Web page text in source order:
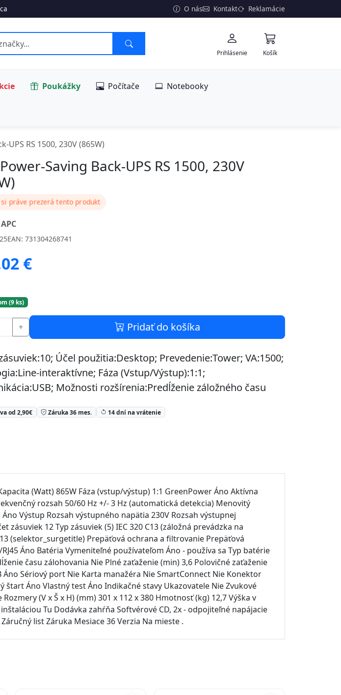
O nás Kontakt Reklamácie
Prihlásenie Košík
Poukážky Počítače Notebooky
UPS RS 1500, 230V (865W)
Saving Back-UPS RS 1500, 230V
práve prezerá tento produkt
APC
EAN: 731304268741
€
(9 ks)
+ Pridať do košíka
Účel použitia:Desktop; Prevedenie:Tower; VA:1500;
interaktívne; Fáza (Vstup/Výstup):1:1;
Možnosti rozšírenia:Predĺženie záložného času
od 2,90€ Záruka 36 mes. 14 dní na vrátenie
(Watt) 865W Fáza (vstup/výstup) 1:1 GreenPower Áno Aktívna
rozsah 50/60 Hz +/- 3 Hz (automatická detekcia) Menovitý
Výstup Rozsah výstupného napätia 230V Rozsah výstupnej
12 Typ zásuviek (5) IEC 320 C13 (záložná prevádzka na
(selektor_surgetitle) Prepäťová ochrana a filtrovanie Prepäťová
Áno Batéria Vymeniteľné používateľom Áno - používa sa Typ batérie
času zálohovania Nie Plné zaťaženie (min) 3,6 Polovičné zaťaženie
Sériový port Nie Karta manažéra Nie SmartConnect Nie Konektor
Áno Vlastný test Áno Indikačné stavy Ukazovatele Nie Zvukové
(V x Š x H) (mm) 301 x 112 x 380 Hmotnosť (kg) 12,7 Výška v
Tu Dodávka zahŕňa Softvérové CD, 2x - odpojiteľné napájacie
list Záruka Mesiace 36 Verzia Na mieste .